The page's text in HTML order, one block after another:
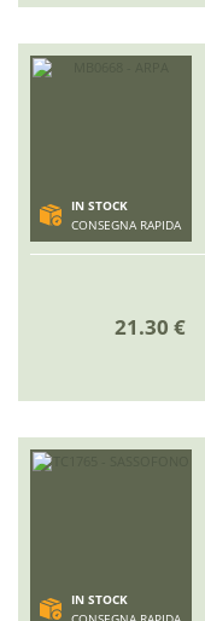
IN STOCK
CONSEGNA RAPIDA
21.30 €
IN STOCK